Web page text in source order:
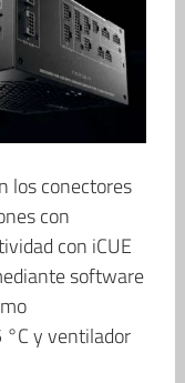
los conectores
con
con iCUE
software
°C y ventilador